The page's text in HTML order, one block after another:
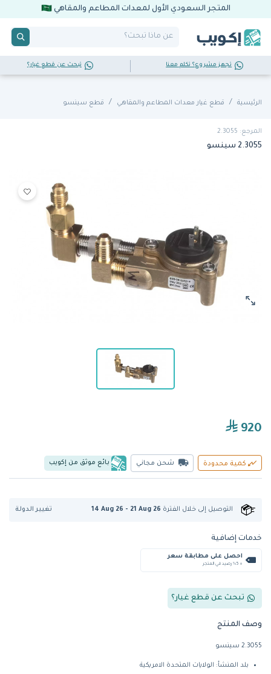
المتجر السعودي الأول لمعدات المطاعم والمقاهي
تجهز مشروع؟ تكلم معنا تبحث عن قطع غيار؟
الرئيسية قطع غيار معدات المطاعم والمقاهي قطع سينسو
المرجع: 2.3055
2.3055 سينسو
920
كمية محدودة شحن مجاني بائع موثق من إكويب
التوصيل إلى خلال الفترة 14 Aug 26 - 21 Aug 26 تغيير الدولة
خدمات إضافية
احصل على مطابقة سعر
+ %5 رصيد في المتجر
تبحث عن قطع غيار؟
وصف المنتج
2.3055 سينسو
بلد المنشأ: الولايات المتحدة الامريكية